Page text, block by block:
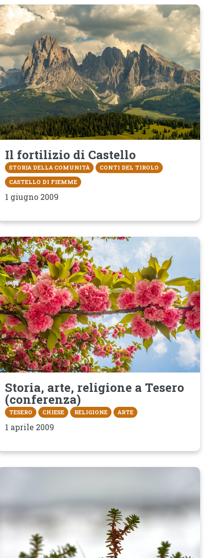
Il fortilizio di Castello
STORIA DELLA COMUNITÀ
CONTI DEL TIROLO
CASTELLO DI FIEMME
1 giugno 2009
Storia, arte, religione a Tesero
(conferenza)
TESERO CHIESE RELIGIONE ARTE
1 aprile 2009